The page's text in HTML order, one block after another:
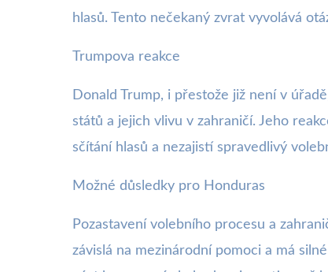
hlasů. Tento nečekaný zvrat vyvolává
Trumpova reakce
Donald Trump, i přestože již není v
států a jejich vlivu v zahraničí. Jeho
sčítání hlasů a nezajistí spravedlivý
Možné důsledky pro Honduras
Pozastavení volebního procesu a
závislá na mezinárodní pomoci a má